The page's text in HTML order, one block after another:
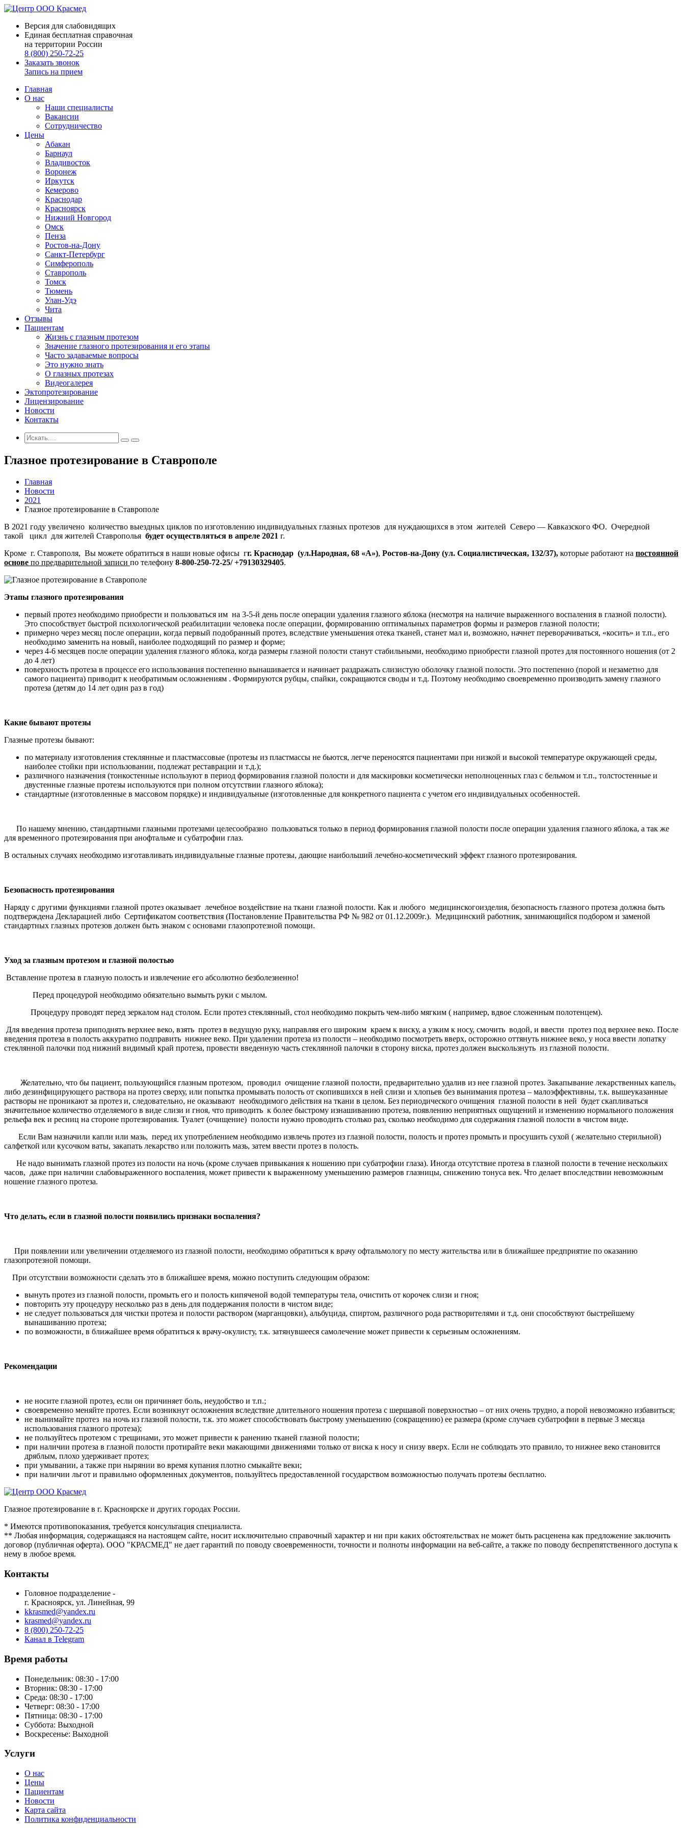
Версия для слабовидящих
Единая бесплатная справочная
на территории России
8 (800) 250-72-25
Заказать звонок
Запись на прием
Главная
О нас
Наши специалисты
Вакансии
Сотрудничество
Цены
Абакан
Барнаул
Владивосток
Воронеж
Иркутск
Кемерово
Краснодар
Красноярск
Нижний Новгород
Омск
Пенза
Ростов-на-Дону
Санкт-Петербург
Симферополь
Ставрополь
Томск
Тюмень
Улан-Удэ
Чита
Отзывы
Пациентам
Жизнь с глазным протезом
Значение глазного протезирования и его этапы
Часто задаваемые вопросы
Это нужно знать
О глазных протезах
Видеогалерея
Эктопротезирование
Лицензирование
Новости
Контакты
Глазное протезирование в Ставрополе
Главная
Новости
2021
Глазное протезирование в Ставрополе
В 2021 году увеличено количество выездных циклов по изготовлению индивидуальных глазных протезов для нуждающихся в этом жителей Северо — Кавказского ФО. Очередной
такой цикл для жителей Ставрополья будет осуществляться в апреле 2021 г.
Кроме г. Ставрополя, Вы можете обратиться в наши новые офисы гг. Краснодар (ул.Народная, 68 «А»), Ростов-на-Дону (ул. Социалистическая, 132/37), которые работают на постоянной
основе по предварительной записи по телефону 8-800-250-72-25/ +79130329405.
Этапы глазного протезирования
первый протез необходимо приобрести и пользоваться им на 3-5-й день после операции удаления глазного яблока (несмотря на наличие выраженного воспаления в глазной полости).
Это способствует быстрой психологической реабилитации человека после операции, формированию оптимальных параметров формы и размеров глазной полости;
примерно через месяц после операции, когда первый подобранный протез, вследствие уменьшения отека тканей, станет мал и, возможно, начнет переворачиваться, «косить» и т.п., его
необходимо заменить на новый, наиболее подходящий по размер и форме;
через 4-6 месяцев после операции удаления глазного яблока, когда размеры глазной полости станут стабильными, необходимо приобрести глазной протез для постоянного ношения (от 2
до 4 лет)
поверхность протеза в процессе его использования постепенно вынашивается и начинает раздражать слизистую оболочку глазной полости. Это постепенно (порой и незаметно для
самого пациента) приводит к необратимым осложнениям . Формируются рубцы, спайки, сокращаются своды и т.д. Поэтому необходимо своевременно производить замену глазного
протеза (детям до 14 лет один раз в год)
Какие бывают протезы
Глазные протезы бывают:
по материалу изготовления стеклянные и пластмассовые (протезы из пластмассы не бьются, легче переносятся пациентами при низкой и высокой температуре окружающей среды,
наиболее стойки при использовании, подлежат реставрации и т.д.);
различного назначения (тонкостенные используют в период формирования глазной полости и для маскировки косметически неполноценных глаз с бельмом и т.п., толстостенные и
двустенные глазные протезы используются при полном отсутствии глазного яблока);
стандартные (изготовленные в массовом порядке) и индивидуальные (изготовленные для конкретного пациента с учетом его индивидуальных особенностей.
По нашему мнению, стандартными глазными протезами целесообразно пользоваться только в период формирования глазной полости после операции удаления глазного яблока, а так же
для временного протезирования при анофтальме и субатрофии глаз.
В остальных случаях необходимо изготавливать индивидуальные глазные протезы, дающие наибольший лечебно-косметический эффект глазного протезирования.
Безопасность протезирования
Наряду с другими функциями глазной протез оказывает лечебное воздействие на ткани глазной полости. Как и любого медицинскогоизделия, безопасность глазного протеза должна быть
подтверждена Декларацией либо Сертификатом соответствия (Постановление Правительства РФ № 982 от 01.12.2009г.). Медицинский работник, занимающийся подбором и заменой
стандартных глазных протезов должен быть знаком с основами глазопротезной помощи.
Уход за глазным протезом и глазной полостью
Вставление протеза в глазную полость и извлечение его абсолютно безболезненно!
Перед процедурой необходимо обязательно вымыть руки с мылом.
Процедуру проводят перед зеркалом над столом. Если протез стеклянный, стол необходимо покрыть чем-либо мягким ( например, вдвое сложенным полотенцем).
Для введения протеза приподнять верхнее веко, взять протез в ведущую руку, направляя его широким краем к виску, а узким к носу, смочить водой, и ввести протез под верхнее веко. После
введения протеза в полость аккуратно подправить нижнее веко. При удалении протеза из полости – необходимо посмотреть вверх, осторожно оттянуть нижнее веко, у носа ввести лопатку
стеклянной палочки под нижний видимый край протеза, провести введенную часть стеклянной палочки в сторону виска, протез должен выскользнуть из глазной полости.
Желательно, что бы пациент, пользующийся глазным протезом, проводил очищение глазной полости, предварительно удалив из нее глазной протез. Закапывание лекарственных капель,
либо дезинфицирующего раствора на протез сверху, или попытка промывать полость от скопившихся в ней слизи и хлопьев без вынимания протеза – малоэффективны, т.к. вышеуказанные
растворы не проникают за протез и, следовательно, не оказывают необходимого действия на ткани в целом. Без периодического очищения глазной полости в ней будет скапливаться
значительное количество отделяемого в виде слизи и гноя, что приводить к более быстрому изнашиванию протеза, появлению неприятных ощущений и изменению нормального положения
рельефа век и ресниц на стороне протезирования. Туалет (очищение) полости нужно проводить столько раз, сколько необходимо для содержания глазной полости в чистом виде.
Если Вам назначили капли или мазь, перед их употреблением необходимо извлечь протез из глазной полости, полость и протез промыть и просушить сухой ( желательно стерильной)
салфеткой или кусочком ваты, закапать лекарство или положить мазь, затем ввести протез в полость.
Не надо вынимать глазной протез из полости на ночь (кроме случаев привыкания к ношению при субатрофии глаза). Иногда отсутствие протеза в глазной полости в течение нескольких
часов, даже при наличии слабовыраженного воспаления, может привести к выраженному уменьшению размеров глазницы, снижению тонуса век. Что делает впоследствии невозможным
ношение глазного протеза.
Что делать, если в глазной полости появились признаки воспаления?
При появлении или увеличении отделяемого из глазной полости, необходимо обратиться к врачу офтальмологу по месту жительства или в ближайшее предприятие по оказанию
глазопротезной помощи.
При отсутствии возможности сделать это в ближайшее время, можно поступить следующим образом:
вынуть протез из глазной полости, промыть его и полость кипяченой водой температуры тела, очистить от корочек слизи и гноя;
повторить эту процедуру несколько раз в день для поддержания полости в чистом виде;
не следует пользоваться для чистки протеза и полости раствором (марганцовки), альбуцида, спиртом, различного рода растворителями и т.д. они способствуют быстрейшему
вынашиванию протеза;
по возможности, в ближайшее время обратиться к врачу-окулисту, т.к. затянувшееся самолечение может привести к серьезным осложнениям.
Рекомендации
не носите глазной протез, если он причиняет боль, неудобство и т.п.;
своевременно меняйте протез. Если возникнут осложнения вследствие длительного ношения протеза с шершавой поверхностью – от них очень трудно, а порой невозможно избавиться;
не вынимайте протез на ночь из глазной полости, т.к. это может способствовать быстрому уменьшению (сокращению) ее размера (кроме случаев субатрофии в первые 3 месяца
использования глазного протеза);
не пользуйтесь протезом с трещинами, это может привести к ранению тканей глазной полости;
при наличии протеза в глазной полости протирайте веки макающими движениями только от виска к носу и снизу вверх. Если не соблюдать это правило, то нижнее веко становится
дряблым, плохо удерживает протез;
при умывании, а также при нырянии во время купания плотно смыкайте веки;
при наличии льгот и правильно оформленных документов, пользуйтесь предоставленной государством возможностью получать протезы бесплатно.
Глазное протезирование в г. Красноярске и других городах России.
* Имеются противопоказания, требуется консультация специалиста.
** Любая информация, содержащаяся на настоящем сайте, носит исключительно справочный характер и ни при каких обстоятельствах не может быть расценена как предложение заключить
договор (публичная оферта). ООО "КРАСМЕД" не дает гарантий по поводу своевременности, точности и полноты информации на веб-сайте, а также по поводу беспрепятственного доступа к
нему в любое время.
Контакты
Головное подразделение -
г. Красноярск, ул. Линейная, 99
kkrasmed@yandex.ru
krasmed@yandex.ru
8 (800) 250-72-25
Канал в Telegram
Время работы
Понедельник: 08:30 - 17:00
Вторник: 08:30 - 17:00
Среда: 08:30 - 17:00
Четверг: 08:30 - 17:00
Пятница: 08:30 - 17:00
Суббота: Выходной
Воскресенье: Выходной
Услуги
О нас
Цены
Пациентам
Новости
Карта сайта
Политика конфиденциальности